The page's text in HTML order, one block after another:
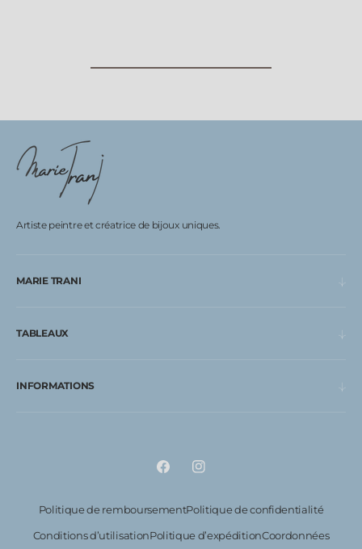
Artiste peintre et créatrice de bijoux uniques.
MARIE TRANI
TABLEAUX
INFORMATIONS
FacebookInstagram
Politique de remboursementPolitique de confidentialité
Conditions d’utilisationPolitique d’expéditionCoordonnées